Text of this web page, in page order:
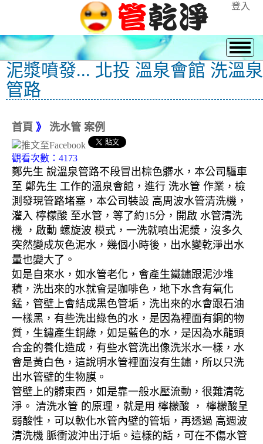
登入
泥漿噴發... 北投 溫泉會館 洗溫泉
管路
首頁 》 洗水管 案例
觀看次數：4173
鄭先生 說溫泉管路不段冒出棕色髒水，本公司驅車
至 鄭先生 工作的溫泉會館，進行 洗水管 作業，檢
測發現管路堵塞，本公司裝設 高周波水管清洗機，
灌入 檸檬酸 至水管，等了約15分，開啟 水管清洗
機 ，啟動 螺旋波 模式，一洗就噴出泥漿，沒多久
突然變成灰色泥水，幾個小時後，出水變乾淨出水
量也變大了。
如是自來水，如水管老化，會產生鐵鏽跟泥沙堆
積，洗出來的水就會是咖啡色，地下水含有氧化
錳，管壁上會結成黑色管垢，洗出來的水會跟石油
一樣黑，有些洗出綠色的水，是因為裡面有銅的物
質，生鏽產生銅綠，如是藍色的水，是因為水龍頭
合金的養化造成，有些水管洗出像洗米水一樣，水
會是黃白色，這說明水管裡面沒有生鏽，所以只洗
出水管壁的生物膜。
管壁上的髒東西，如是靠一般水壓流動，很難清乾
淨。 清洗水管 的原理，就是用 檸檬酸 ， 檸檬酸呈
弱酸性，可以軟化水管內壁的管垢，再透過 高週波
清洗機 脈衝波沖出汙垢。這樣的話，可在不傷水管